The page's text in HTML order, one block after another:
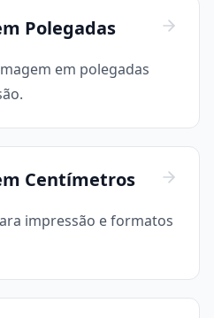
Polegadas
em polegadas
Centímetros
impressão e formatos